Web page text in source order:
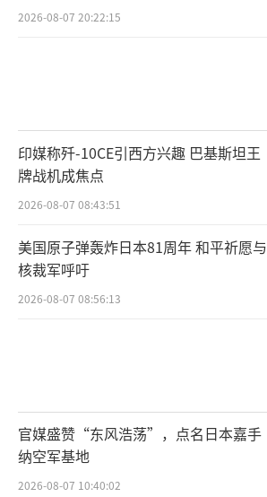
2026-08-07 20:22:15
印媒称歼-10CE引西方兴趣 巴基斯坦王
牌战机成焦点
2026-08-07 08:43:51
美国原子弹轰炸日本81周年 和平祈愿与
核裁军呼吁
2026-08-07 08:56:13
官媒盛赞“东风浩荡”，点名日本嘉手
纳空军基地
2026-08-07 10:40:02